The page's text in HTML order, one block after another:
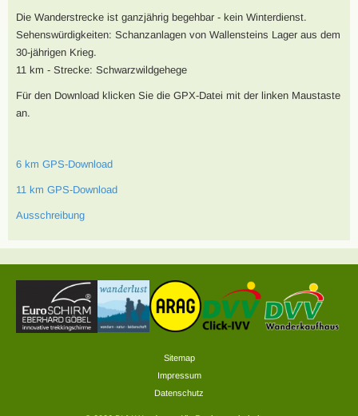
Die Wanderstrecke ist ganzjährig begehbar - kein Winterdienst.
Sehenswürdigkeiten: Schanzanlagen von Wallensteins Lager aus dem
30-jährigen Krieg.
11 km - Strecke: Schwarzwildgehege
Für den Download klicken Sie die GPX-Datei mit der linken Maustaste
an.
6 km GPS-Download
11 km GPS-Download
Ausschreibung
Sitemap
Impressum
Datenschutz